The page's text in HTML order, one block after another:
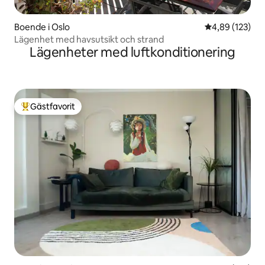
Boende i Oslo 4,89 av 5 i
4,89 (123)
Lägenhet med havsutsikt och strand
Lägenheter med luftkonditionering
Populär gästfavorit
Gästfavorit